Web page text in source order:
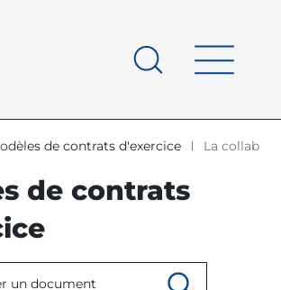
de contrats d'exercice La
de contrats
des cookies